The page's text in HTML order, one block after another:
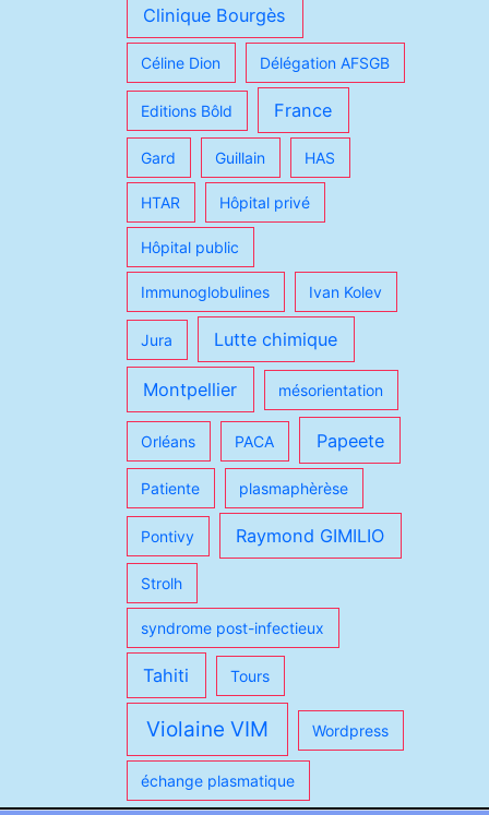
Clinique Bourgès
Céline Dion Délégation AFSGB
Editions Bôld France
Gard Guillain HAS
HTAR Hôpital privé
Hôpital public
Immunoglobulines Ivan Kolev
Jura Lutte chimique
Montpellier mésorientation
Orléans PACA Papeete
Patiente plasmaphèrèse
Pontivy Raymond GIMILIO
Strolh
syndrome post-infectieux
Tahiti Tours
Violaine VIM Wordpress
échange plasmatique